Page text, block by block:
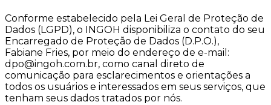
Conforme estabelecido pela Lei Geral de Proteção de
Dados (LGPD), o INGOH disponibiliza o contato do seu
Encarregado de Proteção de Dados (D.P.O.),
Fabiane Fries, por meio do endereço de e-mail:
dpo@ingoh.com.br, como canal direto de
comunicação para esclarecimentos e orientações a
todos os usuários e interessados em seus serviços, que
tenham seus dados tratados por nós.